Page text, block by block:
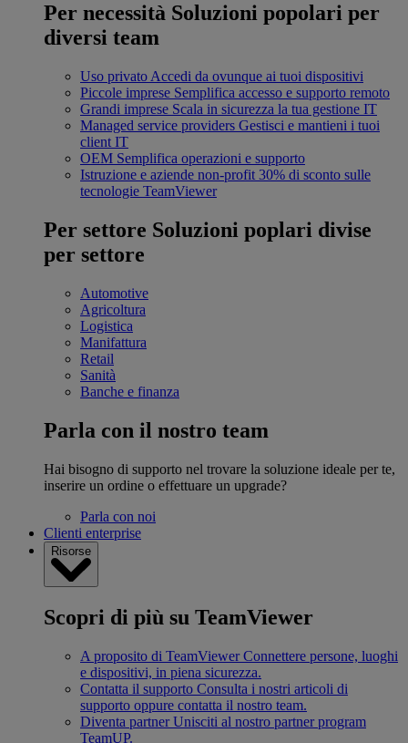
Per necessità Soluzioni popolari per
diversi team
Uso privato Accedi da ovunque ai tuoi dispositivi
Piccole imprese Semplifica accesso e supporto remoto
Grandi imprese Scala in sicurezza la tua gestione IT
Managed service providers Gestisci e mantieni i tuoi
client IT
OEM Semplifica operazioni e supporto
Istruzione e aziende non-profit 30% di sconto sulle
tecnologie TeamViewer
Per settore Soluzioni poplari divise
per settore
Automotive
Agricoltura
Logistica
Manifattura
Retail
Sanità
Banche e finanza
Parla con il nostro team
Hai bisogno di supporto nel trovare la soluzione ideale per te,
inserire un ordine o effettuare un upgrade?
Parla con noi
Clienti enterprise
Risorse
Scopri di più su TeamViewer
A proposito di TeamViewer Connettere persone, luoghi
e dispositivi, in piena sicurezza.
Contatta il supporto Consulta i nostri articoli di
supporto oppure contatta il nostro team.
Diventa partner Unisciti al nostro partner program
TeamUP.